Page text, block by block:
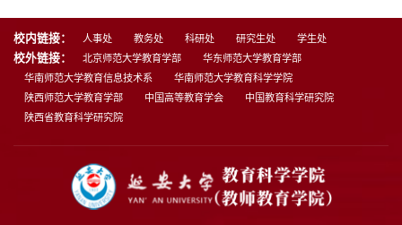
校内链接： 人事处 教务处 科研处 研究生处 学生处
校外链接： 北京师范大学教育学部
华东师范大学教育学部
华南师范大学教育信息技术系
华南师范大学教育科学学院
陕西师范大学教育学部
中国高等教育学会
中国教育科学研究院
陕西省教育科学研究院